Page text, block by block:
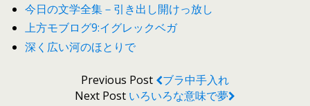
今日の文学全集－引き出し開けっ放し
上方モブログ9:イグレックベガ
深く広い河のほとりで
Previous Post
ブラ中手入れ
Next Post いろいろな意味で夢